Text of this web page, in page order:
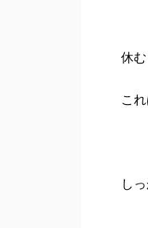
休む
こ
し